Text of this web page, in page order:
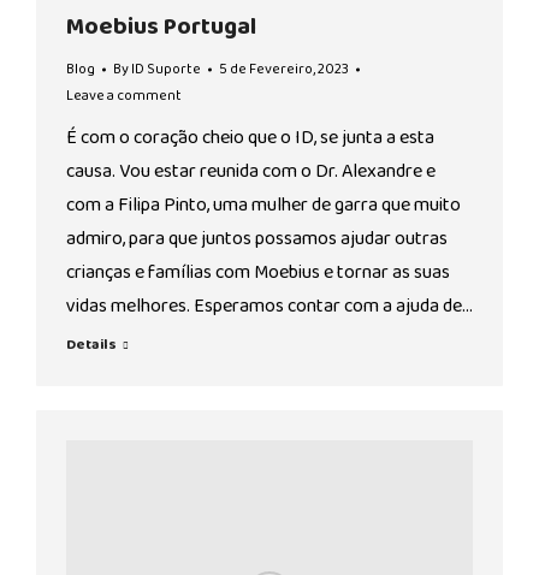
Moebius Portugal
Blog ByID Suporte
5 de Fevereiro, 2023
Leave a comment
É com o coração cheio que o ID, se junta a esta
causa. Vou estar reunida com o Dr. Alexandre e
com a Filipa Pinto, uma mulher de garra que muito
admiro, para que juntos possamos ajudar outras
crianças e famílias com Moebius e tornar as suas
vidas melhores. Esperamos contar com a ajuda de…
Details